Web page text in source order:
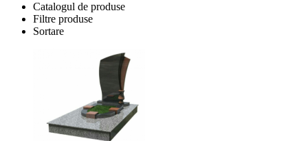
Catalogul de produse
Filtre produse
Sortare